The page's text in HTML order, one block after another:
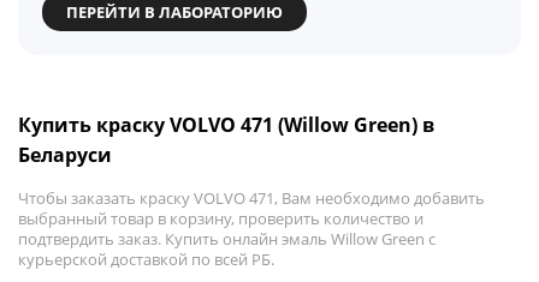
ПЕРЕЙТИ В ЛАБОРАТОРИЮ
Купить краску VOLVO 471 (Willow Green) в
Беларуси
Чтобы заказать краску VOLVO 471, Вам необходимо добавить
выбранный товар в корзину, проверить количество и
подтвердить заказ. Купить онлайн эмаль Willow Green с
курьерской доставкой по всей РБ.